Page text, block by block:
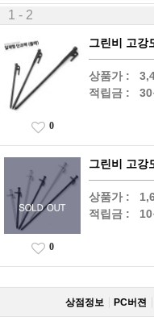
1 - 2
그린비 고강
상품가 :
적립금 : 30
0
그린비 고강
상품가 :
적립금 : 10
0
상점정보 PC버젼